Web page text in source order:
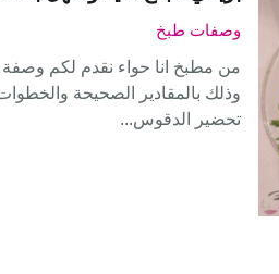
وصفات طبخ
من مطبخ انا حواء نقدم لكم وصفة
وذلك بالمقادير الصحيحة
تحضير الدقوس...